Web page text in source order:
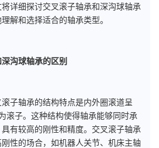
详细探讨交叉滚子轴承和深沟球轴承
解和选择适合的轴承类型。
沟球轴承的区别
轴承的结构特点是内外圈滚道呈
滚子。这种结构使得轴承能够同时承
有较高的刚性和精度。交叉滚子轴承
性的场合，如机器人关节、机床主轴